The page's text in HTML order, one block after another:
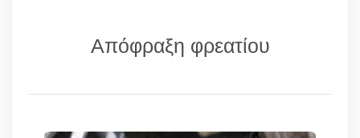
Απόφραξη φρεατίου